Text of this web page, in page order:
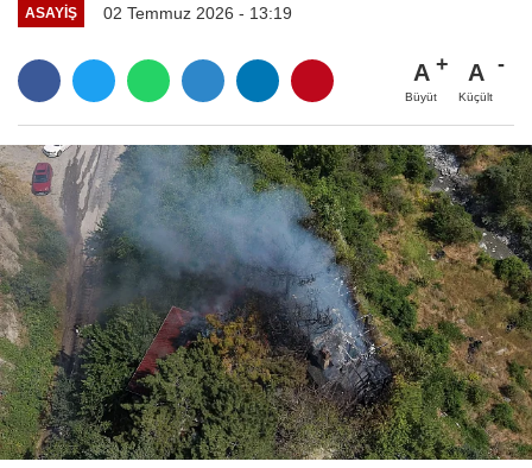
ASAYIŞ 02 Temmuz 2026 - 13:19
A
Büyüt
A
Küçült